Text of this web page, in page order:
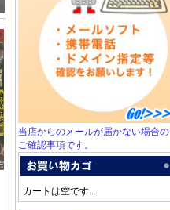
当店からのメールが届かない場合の
ご確認事項です。
カートは空です...